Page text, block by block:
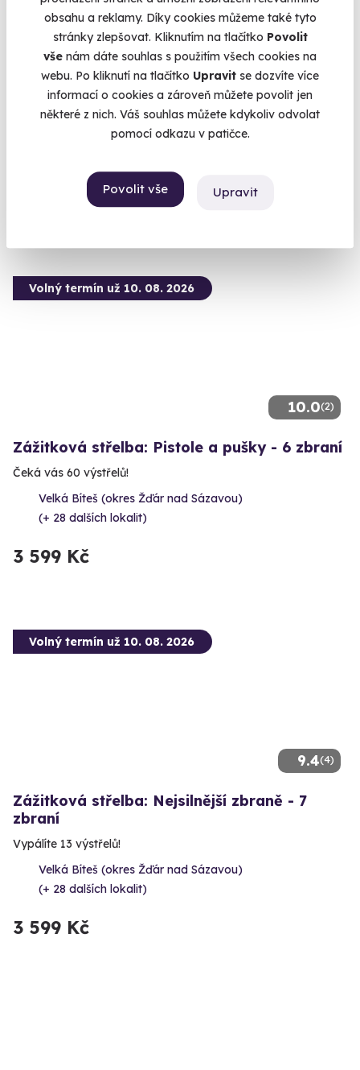
obsahu a reklamy. Díky cookies můžeme také tyto
stránky zlepšovat. Kliknutím na tlačítko Povolit
vše nám dáte souhlas s použitím všech cookies na
webu. Po kliknutí na tlačítko Upravit se dozvíte více
informací o cookies a zároveň můžete povolit jen
některé z nich. Váš souhlas můžete kdykoliv odvolat
pomocí odkazu v patičce.
Povolit vše Upravit
9.5
Zážitková střelba: Dlouhé zbraně - 6 zbraní
Z každé zbraně si zastřílíte pětkrát - celkem 30 výstřelů.
Velká Bíteš (okres Žďár nad Sázavou)
1 899 Kč
10.0(2)
Volný termín už 10. 08. 2026
Zážitková střelba: Pistole a pušky - 6 zbraní
Čeká vás 60 výstřelů!
Velká Bíteš (okres Žďár nad Sázavou)
(+ 28 dalších lokalit)
3 599 Kč
9.4(4)
Volný termín už 10. 08. 2026
Zážitková střelba: Nejsilnější zbraně - 7
zbraní
Vypálíte 13 výstřelů!
Velká Bíteš (okres Žďár nad Sázavou)
(+ 28 dalších lokalit)
3 599 Kč